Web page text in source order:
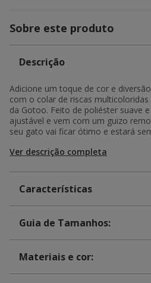
Sobre este produto
Descrição
Adicione um toque de cor e
com o colar de riscas
da Gotoo. Feito de poliéster suave
ajustável e vem com um guizo
seu gato vai ficar ótimo e estará
Ver descrição completa
Características
Guia de Tamanhos:
Materiais e cor: